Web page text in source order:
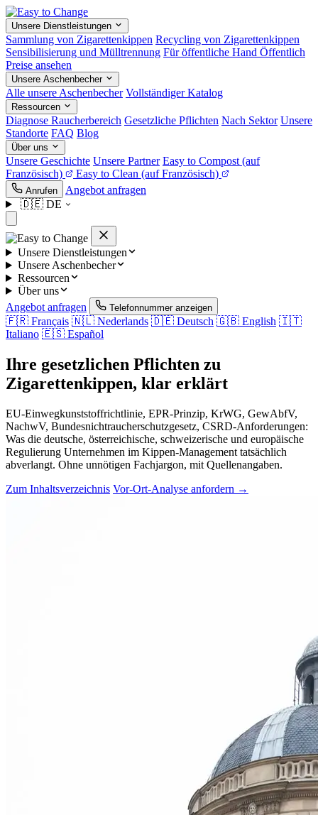
Unsere Dienstleistungen
Sammlung von Zigarettenkippen Recycling von Zigarettenkippen
Sensibilisierung und Mülltrennung Für öffentliche Hand Öffentlich
Preise ansehen
Unsere Aschenbecher
Alle unsere Aschenbecher Vollständiger Katalog
Ressourcen
Diagnose Raucherbereich Gesetzliche Pflichten Nach Sektor Unsere
Standorte FAQ Blog
Über uns
Unsere Geschichte Unsere Partner Easy to Compost (auf
Französisch)
Easy to Clean (auf Französisch)
Anrufen
Angebot anfragen
🇩🇪 DE
Unsere Dienstleistungen
Unsere Aschenbecher
Ressourcen
Über uns
Angebot anfragen
Telefonnummer anzeigen
🇫🇷 Français 🇳🇱 Nederlands 🇩🇪 Deutsch 🇬🇧 English 🇮🇹
Italiano 🇪🇸 Español
Ihre gesetzlichen Pflichten zu
Zigarettenkippen, klar erklärt
EU-Einwegkunststoffrichtlinie, EPR-Prinzip, KrWG, GewAbfV,
NachwV, Bundesnichtraucherschutzgesetz, CSRD-Anforderungen:
Was die deutsche, österreichische, schweizerische und europäische
Regulierung Unternehmen im Kippen-Management tatsächlich
abverlangt. Ohne unnötigen Fachjargon, mit Quellenangaben.
Zum Inhaltsverzeichnis Vor-Ort-Analyse anfordern →